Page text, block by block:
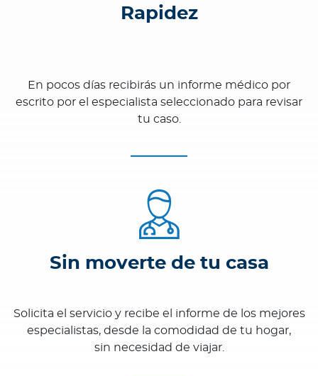
Rapidez
En pocos días recibirás un informe médico por
escrito por el especialista seleccionado para revisar
tu caso.
Sin moverte de tu casa
Solicita el servicio y recibe el informe de los mejores
especialistas, desde la comodidad de tu hogar,
sin necesidad de viajar.